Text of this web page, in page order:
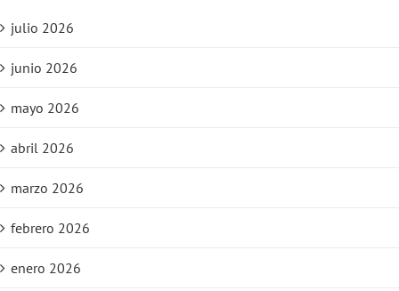
julio 2026
junio 2026
mayo 2026
abril 2026
marzo 2026
febrero 2026
enero 2026